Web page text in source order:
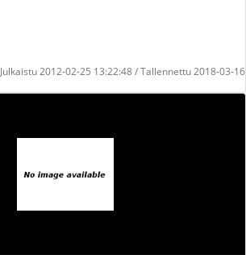
Julkaistu 2012-02-25 13:22:48 / Tallennettu 2018-03-16